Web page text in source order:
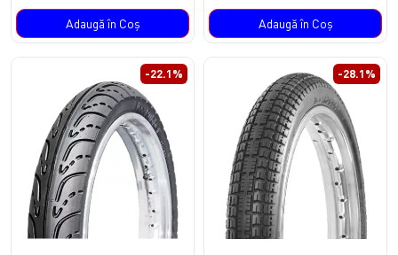
Adaugă în Coş Adaugă în Coş
-22.1% -28.1%